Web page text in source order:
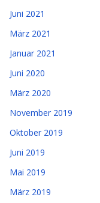
Juni 2021
März 2021
Januar 2021
Juni 2020
März 2020
November 2019
Oktober 2019
Juni 2019
Mai 2019
März 2019